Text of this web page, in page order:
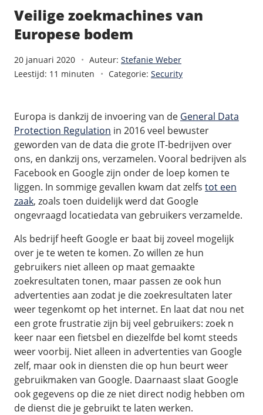
.be domein
/Security & Compliance
Digitale toegankelijkheid
Verhuishulp
SiteSweep
SSL
/Orchestration
Software
Windows Server
Microsoft Essentials
Plesk
cPanel
DirectAdmin
OpenClaw
n8n
/Networking
HA-IP
Load Balancer
Private Network
VPS-Firewall
/Storage
Acronis Cyber Protect
Public Cloud
/Network
Load balancing
Dedicated IP Subnet
/Volumes
Volume storage
Volume backups
Encrypted volumes
/Other
Prijsoverzicht
Secret management
STACK - online opslag
Acronis Cyber Protect
/Add-ons
Social Media Hub
iubenda - compliancy
Billdu - facturatieapp
Patchman
/Websitebouwer
TransIP
Ons verhaal
Legal & security
/Overig
Nieuws
Blog
Webinars
Library
Hulp nodig?
Controlepaneel
Veilige zoekmachines van
Europese bodem
20 januari 2020 Auteur: Stefanie Weber
Leestijd: 11 minuten
Categorie: Security
Europa is dankzij de invoering van de General Data
Protection Regulation in 2016 veel bewuster
geworden van de data die grote IT-bedrijven over
ons, en dankzij ons, verzamelen. Vooral bedrijven als
Facebook en Google zijn onder de loep komen te
liggen. In sommige gevallen kwam dat zelfs tot een
zaak, zoals toen duidelijk werd dat Google
ongevraagd locatiedata van gebruikers verzamelde.
Als bedrijf heeft Google er baat bij zoveel mogelijk
over je te weten te komen. Zo willen ze hun
gebruikers niet alleen op maat gemaakte
zoekresultaten tonen, maar passen ze ook hun
advertenties aan zodat je die zoekresultaten later
weer tegenkomt op het internet. En laat dat nou net
een grote frustratie zijn bij veel gebruikers: zoek n
keer naar een fietsbel en diezelfde bel komt steeds
weer voorbij. Niet alleen in advertenties van Google
zelf, maar ook in diensten die op hun beurt weer
gebruikmaken van Google. Daarnaast slaat Google
ook gegevens op die ze niet direct nodig hebben om
de dienst die je gebruikt te laten werken.